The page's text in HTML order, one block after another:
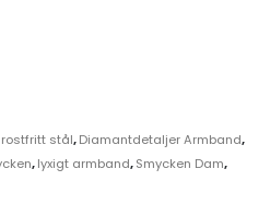
stål,Diamantdetaljer Armband,
,lyxigt armband,Smycken Dam,